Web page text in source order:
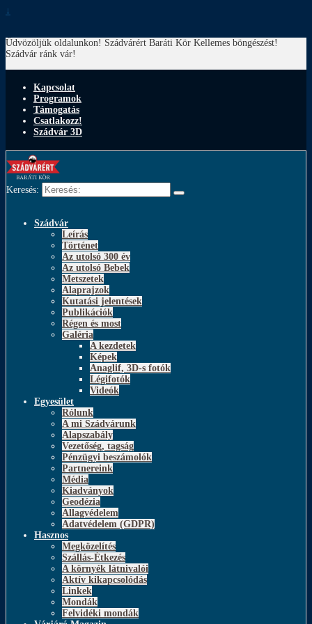
↓
Üdvözöljük oldalunkon! Szádvárért Baráti Kör Kellemes böngészést!
Szádvár ránk vár!
Kapcsolat
Programok
Támogatás
Csatlakozz!
Szádvár 3D
Keresés:
Szádvár
Leírás
Történet
Az utolsó 300 év
Az utolsó Bebek
Metszetek
Alaprajzok
Kutatási jelentések
Publikációk
Régen és most
Galéria
A kezdetek
Képek
Anaglif, 3D-s fotók
Légifotók
Videók
Egyesület
Rólunk
A mi Szádvárunk
Alapszabály
Vezetőség, tagság
Pénzügyi beszámolók
Partnereink
Média
Kiadványok
Geodézia
Állagvédelem
Adatvédelem (GDPR)
Hasznos
Megközelítés
Szállás-Étkezés
A környék látnivalói
Aktív kikapcsolódás
Linkek
Mondák
Felvidéki mondák